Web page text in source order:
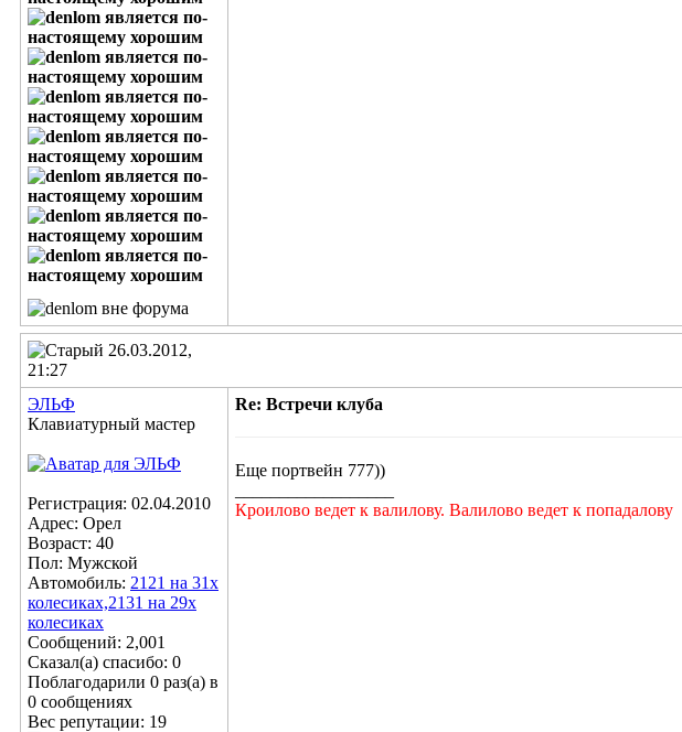
26.03.2012,
21:27
ЭЛЬФ
Клавиатурный мастер
Регистрация: 02.04.2010
Адрес: Орел
Возраст: 40
Пол: Мужской
Автомобиль: 2121 на 31х
колесиках,2131 на 29х
колесиках
Сообщений: 2,001
Сказал(а) спасибо: 0
Поблагодарили 0 раз(а) в
0 сообщениях
Вес репутации: 19
Re: Встречи клуба
Еще портвейн 777))
Кроилово ведет к валилову. Валилово ведет к попадалову